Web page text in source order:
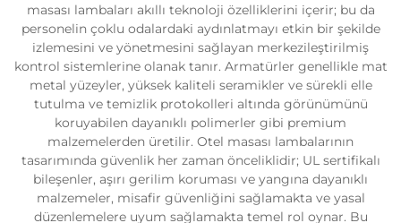
masası lambaları akıllı teknoloji özelliklerini içerir; bu da
personelin çoklu odalardaki aydınlatmayı etkin bir şekilde
izlemesini ve yönetmesini sağlayan merkezileştirilmiş
kontrol sistemlerine olanak tanır. Armatürler genellikle mat
metal yüzeyler, yüksek kaliteli seramikler ve sürekli elle
tutulma ve temizlik protokolleri altında görünümünü
koruyabilen dayanıklı polimerler gibi premium
malzemelerden üretilir. Otel masası lambalarının
tasarımında güvenlik her zaman önceliklidir; UL sertifikalı
bileşenler, aşırı gerilim koruması ve yangına dayanıklı
malzemeler, misafir güvenliğini sağlamakta ve yasal
düzenlemelere uyum sağlamakta temel rol oynar. Bu